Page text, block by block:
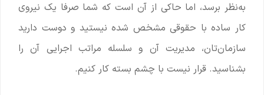
به‌نظر برسد، اما حاکی از آن است که شما صرفا یک نیروی
کار ساده با حقوقی مشخص شده نیستید و دوست دارید
سازمان‌تان، مدیریت آن و سلسله مراتب اجرایی آن را
بشناسید. قرار نیست با چشم بسته کار کنیم.